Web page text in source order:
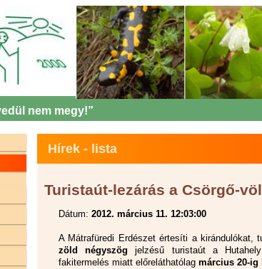
nem megy!”
Hírek - lista
Turistaút-lezárás a Csörgő-
Dátum: 2012. március 11. 12:03:00
A Mátrafüredi Erdészet értesíti a kirándulókat,
zöld négyszög jelzésű turistaút a
fakitermelés miatt előreláthatólag március 20-ig